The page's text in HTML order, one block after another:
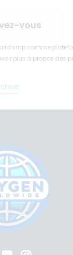
comme
plus à propos des